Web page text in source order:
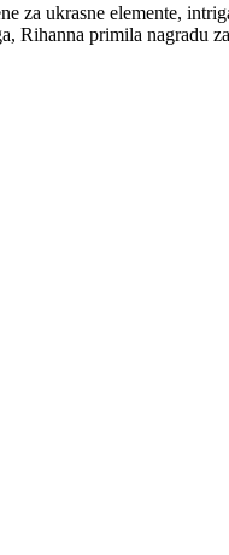
za ukrasne elemente,
primila nagradu